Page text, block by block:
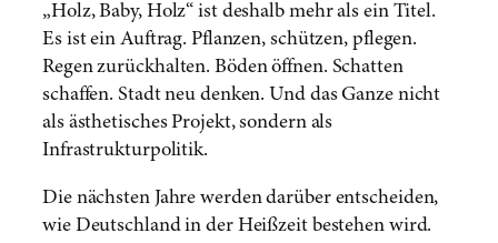
„Holz, Baby, Holz“ ist deshalb mehr als ein Titel.
Es ist ein Auftrag. Pflanzen, schützen, pflegen.
Regen zurückhalten. Böden öffnen. Schatten
schaffen. Stadt neu denken. Und das Ganze nicht
als ästhetisches Projekt, sondern als
Infrastrukturpolitik.
Die nächsten Jahre werden darüber entscheiden,
wie Deutschland in der Heißzeit bestehen wird.